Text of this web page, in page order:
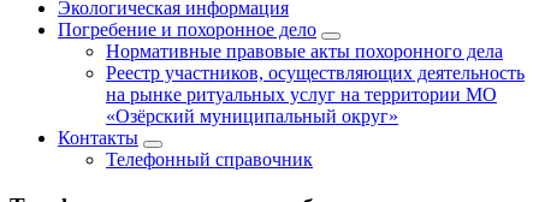
Экологическая информация
Погребение и похоронное дело
Нормативные правовые акты похоронного дела
Реестр участников, осуществляющих деятельность
на рынке ритуальных услуг на территории МО
«Озёрский муниципальный округ»
Контакты
Телефонный справочник